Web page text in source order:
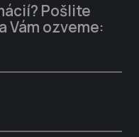
Pošlite
Vám ozveme: